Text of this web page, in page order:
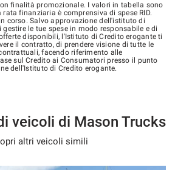
finalità promozionale. I valori in tabella sono
finanziaria è comprensiva di spese RID.
corso. Salvo approvazione dell'istituto di
le tue spese in modo responsabile e di
disponibili, l'Istituto di Credito erogante ti
il contratto, di prendere visione di tutte le
facendo riferimento alle
sul Credito ai Consumatori presso il punto
dell'Istituto di Credito erogante.
veicoli di Mason Trucks
altri veicoli simili